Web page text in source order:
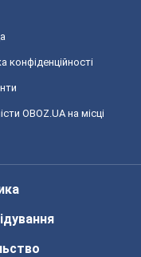
конфіденційності
OBOZ.UA на місці